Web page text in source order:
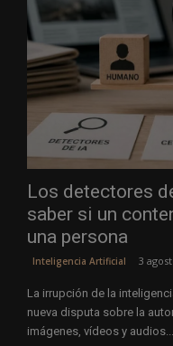
Los detectores
saber si un
una persona
Inteligencia Artificial 3
La irrupción de la
nueva disputa sobre la
imágenes, vídeos y audios...